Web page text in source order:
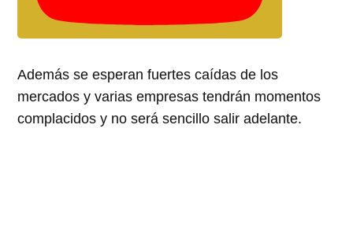
Además se esperan fuertes caídas de los
mercados y varias empresas tendrán momentos
complacidos y no será sencillo salir adelante.